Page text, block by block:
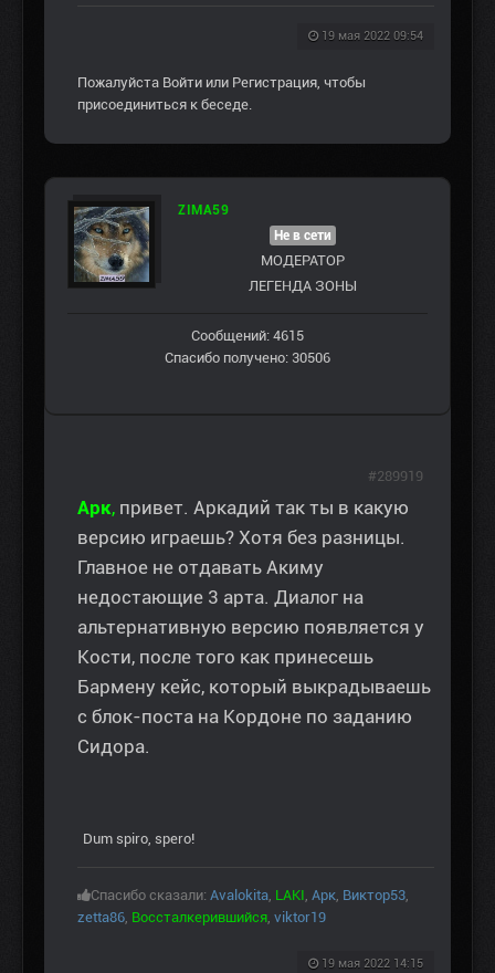
19 мая 2022 09:54
Пожалуйста Войти или Регистрация, чтобы
присоединиться к беседе.
ZIMA59
Не в сети
МОДЕРАТОР
ЛЕГЕНДА ЗОНЫ
Сообщений: 4615
Спасибо получено: 30506
Арк, привет. Аркадий так ты в какую
версию играешь? Хотя без разницы.
Главное не отдавать Акиму
недостающие 3 арта. Диалог на
альтернативную версию появляется у
Кости, после того как принесешь
Бармену кейс, который выкрадываешь
с блок-поста на Кордоне по заданию
Сидора.
Dum spiro, spero!
Спасибо сказали: Avalokita, LAKI, Арк, Виктор53,
zetta86, Воссталкерившийся, viktor19
19 мая 2022 14:15
#289919